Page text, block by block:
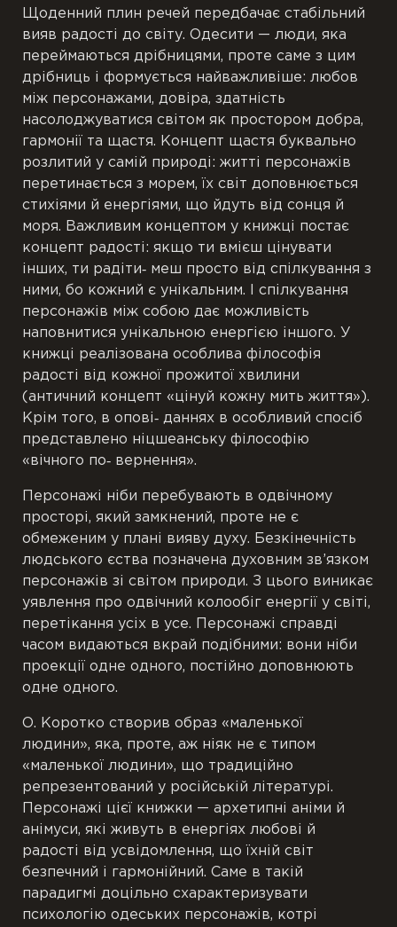
Щоденний плин речей передбачає стабільний
вияв радості до світу. Одесити — люди, яка
переймаються дрібницями, проте саме з цим
дрібниць і формується найважливіше: любов
між персонажами, довіра, здатність
насолоджуватися світом як простором добра,
гармонії та щастя. Концепт щастя буквально
розлитий у самій природі: житті персонажів
перетинається з морем, їх світ доповнюється
стихіями й енергіями, що йдуть від сонця й
моря. Важливим концептом у книжці постає
концепт радості: якщо ти вмієш цінувати
інших, ти радіти‐ меш просто від спілкування з
ними, бо кожний є унікальним. І спілкування
персонажів між собою дає можливість
наповнитися унікальною енергією іншого. У
книжці реалізована особлива філософія
радості від кожної прожитої хвилини
(античний концепт «цінуй кожну мить життя»).
Крім того, в опові‐ даннях в особливий спосіб
представлено ніцшеанську філософію
«вічного по‐ вернення».
Персонажі ніби перебувають в одвічному
просторі, який замкнений, проте не є
обмеженим у плані вияву духу. Безкінечність
людського єства позначена духовним зв’язком
персонажів зі світом природи. З цього виникає
уявлення про одвічний колообіг енергії у світі,
перетікання усіх в усе. Персонажі справді
часом видаються вкрай подібними: вони ніби
проекції одне одного, постійно доповнюють
одне одного.
О. Коротко створив образ «маленької
людини», яка, проте, аж ніяк не є типом
«маленької людини», що традиційно
репрезентований у російській літературі.
Персонажі цієї книжки — архетипні аніми й
анімуси, які живуть в енергіях любові й
радості від усвідомлення, що їхній світ
безпечний і гармонійний. Саме в такій
парадигмі доцільно схарактеризувати
психологію одеських персонажів, котрі